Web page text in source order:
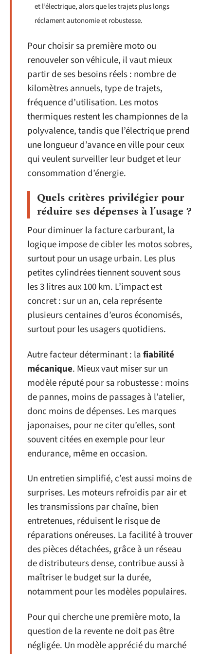
et l’électrique, alors que les trajets plus longs
réclament autonomie et robustesse.
Pour choisir sa première moto ou
renouveler son véhicule, il vaut mieux
partir de ses besoins réels : nombre de
kilomètres annuels, type de trajets,
fréquence d’utilisation. Les motos
thermiques restent les championnes de la
polyvalence, tandis que l’électrique prend
une longueur d’avance en ville pour ceux
qui veulent surveiller leur budget et leur
consommation d’énergie.
Quels critères privilégier pour
réduire ses dépenses à l’usage ?
Pour diminuer la facture carburant, la
logique impose de cibler les motos sobres,
surtout pour un usage urbain. Les plus
petites cylindrées tiennent souvent sous
les 3 litres aux 100 km. L’impact est
concret : sur un an, cela représente
plusieurs centaines d’euros économisés,
surtout pour les usagers quotidiens.
Autre facteur déterminant : lafiabilité
mécanique. Mieux vaut miser sur un
modèle réputé pour sa robustesse : moins
de pannes, moins de passages à l’atelier,
donc moins de dépenses. Les marques
japonaises, pour ne citer qu’elles, sont
souvent citées en exemple pour leur
endurance, même en occasion.
Un entretien simplifié, c’est aussi moins de
surprises. Les moteurs refroidis par air et
les transmissions par chaîne, bien
entretenues, réduisent le risque de
réparations onéreuses. La facilité à trouver
des pièces détachées, grâce à un réseau
de distributeurs dense, contribue aussi à
maîtriser le budget sur la durée,
notamment pour les modèles populaires.
Pour qui cherche une première moto, la
question de la revente ne doit pas être
négligée. Un modèle apprécié du marché